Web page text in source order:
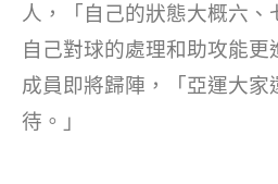
人，「自己的狀態大概六、
自己對球的處理和助攻能
成員即將歸陣，「亞運大家
待。」